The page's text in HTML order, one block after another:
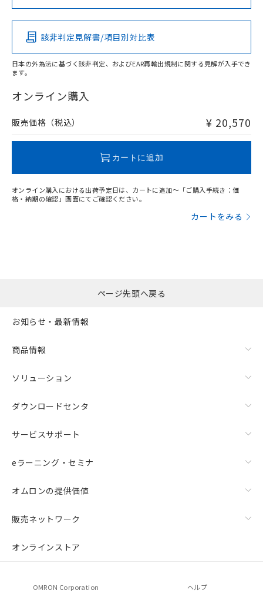
鉄材
l: 0mm以上、φd: 12mm以上、D: 0mm以上、m: 24mm以
アルミ材
l: 12mm以上、φd: 70mm以上、D: 12mm以上、m: 24mm
Pb Hg Cd Cr(VI)
O
在庫等で未対応品が混在する可能性があります。
問い合わせください。
この製品の規格認証/適合状況ページへ
その他の認証はこちらのページからご検索ください
該非判定見解書/項目別対比表
日本の外為法に基づく該非判定、およびEAR再輸出規制に関する見解が入手でき
ます。
オンライン購入
販売価格（税込） ¥ 20,570
カートに追加
オンライン購入における出荷予定日は、カートに追加～「ご購入手続き：価
格・納期の確認」画面にてご確認ください。
カートをみる
ページ先頭へ戻る
お知らせ・最新情報
商品情報
ソリューション
ダウンロードセンタ
サービスサポート
eラーニング・セミナ
オムロンの提供価値
販売ネットワーク
オンラインストア
OMRON Corporation ヘルプ